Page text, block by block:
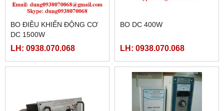
BO ĐIỀU KHIỂN ĐỘNG CƠ
DC 1500W
LH: 0938.070.068
BO DC 400W
LH: 0938.070.068